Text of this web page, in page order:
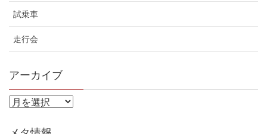
試乗車
走行会
アーカイブ